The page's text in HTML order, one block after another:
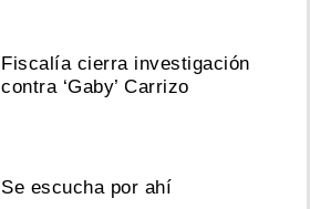
Fiscalía cierra investigación
contra ‘Gaby’ Carrizo
Se escucha por ahí